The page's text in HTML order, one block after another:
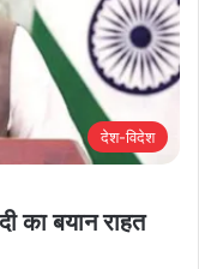
देश-विदेश
का बयान राहत